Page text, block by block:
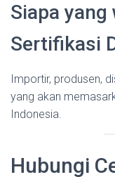
Siapa
Sertifikasi
Importir, produsen,
yang akan
Indonesia.
Hubungi